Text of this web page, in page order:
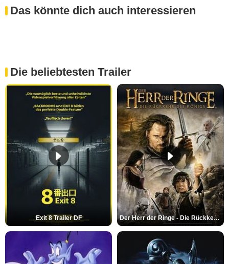
Das könnte dich auch interessieren
Die beliebtesten Trailer
Exit 8 Trailer DF Der Herr der Ringe - Die Rückkehr des Königs Trailer OV